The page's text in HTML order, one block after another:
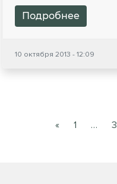
Подробнее
10 октября 2013 - 12:09
« 1 …